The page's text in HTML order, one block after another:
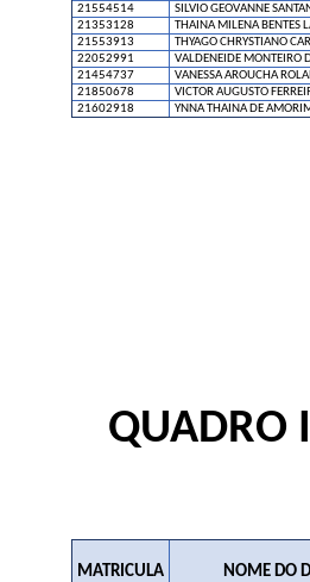
21554514
SILVIO GEOVANNE
21353128
THAINA MILENA BENTES
21553913
THYAGO CHRYSTIANO
22052991
VALDENEIDE MONTEIRO
21454737
VANESSA AROUCHA
21850678
VICTOR AUGUSTO
21602918
YNNA THAINA DE
QUADRO
MATRICULA NOME DO